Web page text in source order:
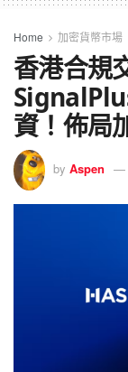
Home 加密貨幣市場
香港合規
資！佈局
by Aspen